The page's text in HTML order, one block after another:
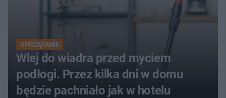
SPRZĄTANIE
Wlej do wiadra przed myciem
podłogi. Przez kilka dni w domu
będzie pachniało jak w hotelu